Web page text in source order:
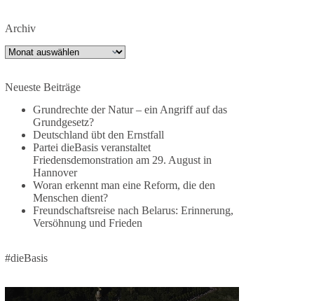
#wettbewerb
DieBasis
2 Tage(n) zuvor
⚡️ NATO-Gipfel in Ankara: Kriegskonferenz statt
Friedensgipfel!?
Anfang Juli 2026 trafen sich 32 Bündnisstaaten
sowie deren Staats- und Regierungschefs zum
NATO-Gipfel in der Türkei. Von der NATO wird
Sicherheit.
Die Gipfelerklärung liest sich jedoch wie ein
Archiv
Archiv
Neueste Beiträge
Grundrechte der Natur – ein Angriff auf das
Grundgesetz?
Deutschland übt den Ernstfall
Partei dieBasis veranstaltet
Friedensdemonstration am 29. August in
Hannover
Woran erkennt man eine Reform, die den
Menschen dient?
Freundschaftsreise nach Belarus: Erinnerung,
Versöhnung und Frieden
#dieBasis